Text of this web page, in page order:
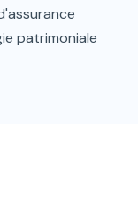
patrimoniale